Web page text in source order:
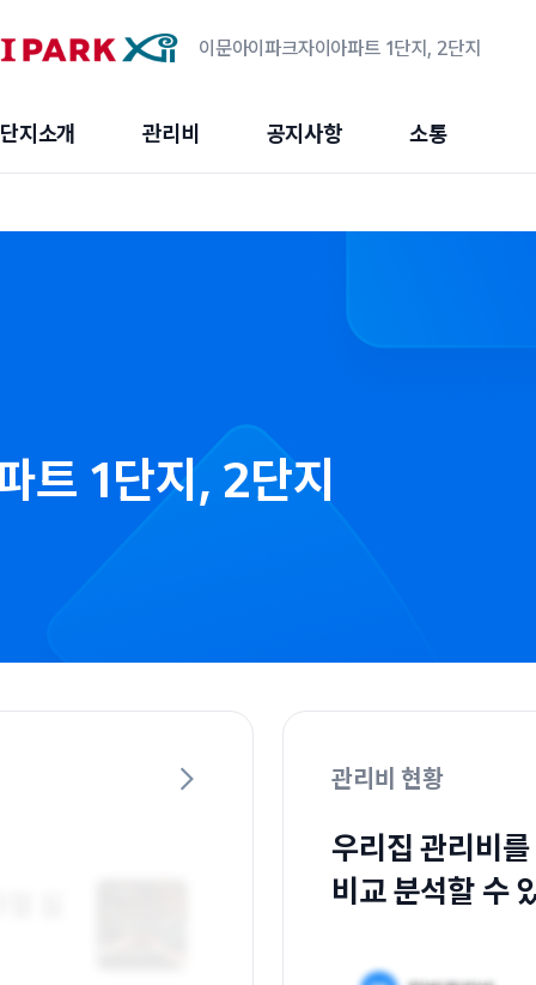
이문아이파크자이아파트 1단지, 2단지
단지소개 관리비 공지사항 소통
트 1단지, 2단지
관리비 현황
우리집 관리비
비교 분석할 수